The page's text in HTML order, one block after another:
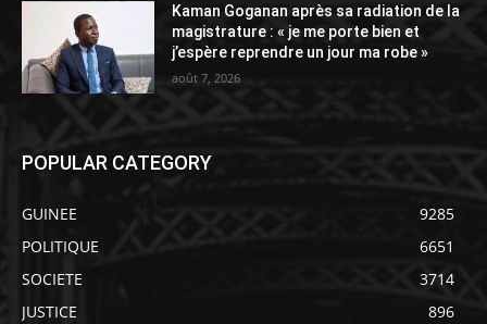
Kaman Goganan après sa radiation de la
magistrature : « je me porte bien et
j’espère reprendre un jour ma robe »
août 7, 2026
POPULAR CATEGORY
GUINEE
9285
POLITIQUE
6651
SOCIETE
3714
JUSTICE
896